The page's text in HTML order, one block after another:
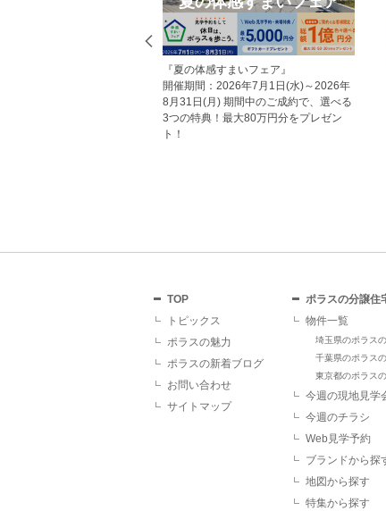
《新卒・キャリア採用エントリー受付
中！》 ポラスグループでは、一緒に働
く仲間を募集しています。 未来のまち
をつくる仕事に、あなたもチャレンジ
ホームページから見
にお越しいただいた
トカードをプレゼン
見学予約をしていた
TOP
トピックス
ポラスの魅力
ポラスの新着ブログ
お問い合わせ
サイトマップ
ポラスの分譲住
物件一覧
埼玉県のポラス
千葉県のポラス
東京都のポラス
今週の現地見学
今週のチラシ
Web見学予約
ブランドから探
地図から探す
特集から探す